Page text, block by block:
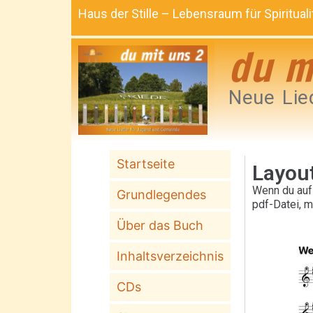
Haus der Stille – Lebensraum für
du
Neue
Startseite
Grundlegendes
Über das Buch
Inhaltsverzeichnis
CDs
Wenn du
pdf-Datei,